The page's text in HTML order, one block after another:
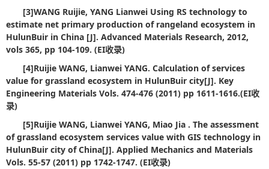
[3]WANG Ruijie, YANG Lianwei Using RS technology to
estimate net primary production of rangeland ecosystem in
HulunBuir in China [J]. Advanced Materials Research, 2012,
vols 365, pp 104-109. (EI收录)
[4]Ruijie WANG, Lianwei YANG. Calculation of services
value for grassland ecosystem in HulunBuir city[J]. Key
Engineering Materials Vols. 474-476 (2011) pp 1611-1616.(EI收
录)
[5]Ruijie WANG, Lianwei YANG, Miao Jia . The assessment
of grassland ecosystem services value with GIS technology in
HulunBuir city of China[J]. Applied Mechanics and Materials
Vols. 55-57 (2011) pp 1742-1747. (EI收录)